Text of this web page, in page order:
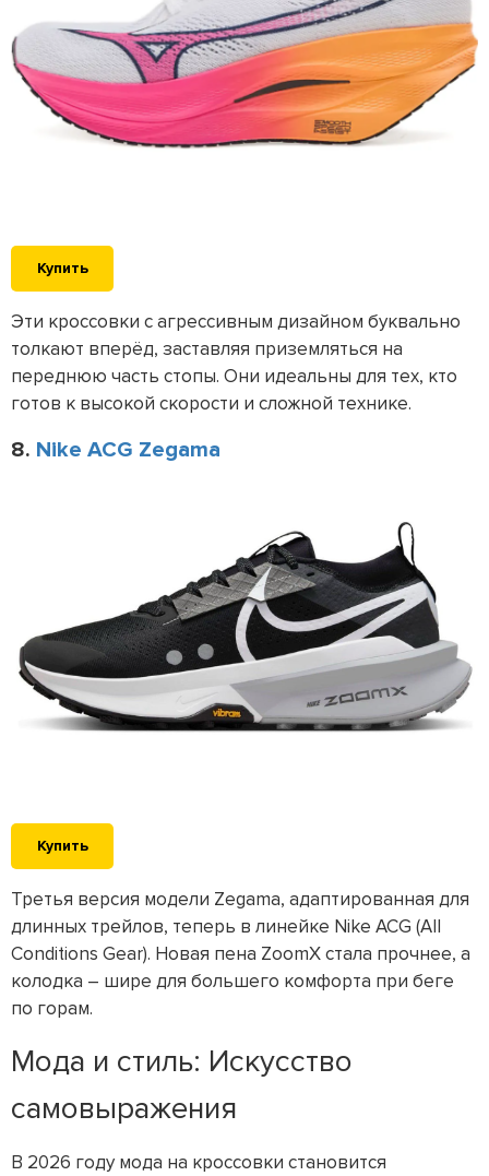
Купить
Эти кроссовки с агрессивным дизайном буквально
толкают вперёд, заставляя приземляться на
переднюю часть стопы. Они идеальны для тех, кто
готов к высокой скорости и сложной технике.
8. Nike ACG Zegama
Купить
Третья версия модели Zegama, адаптированная для
длинных трейлов, теперь в линейке Nike ACG (All
Conditions Gear). Новая пена ZoomX стала прочнее, а
колодка – шире для большего комфорта при беге
по горам.
Мода и стиль: Искусство
самовыражения
В 2026 году мода на кроссовки становится